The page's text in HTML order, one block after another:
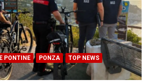
PONTINE PONZA
TOP NEWS